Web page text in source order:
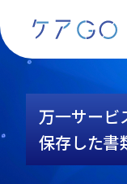
せますか？
万一サービ
保存した書